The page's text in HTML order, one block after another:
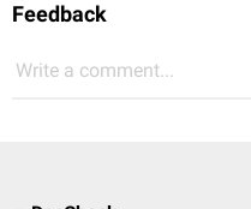
Feedback
Write a comment...